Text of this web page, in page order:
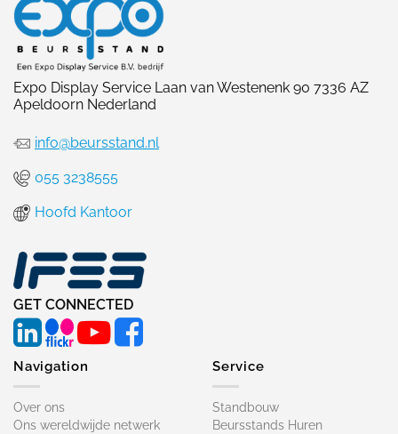
Expo Display Service Laan van Westenenk 90 7336 AZ
Apeldoorn Nederland
info@beursstand.nl
055 3238555
Hoofd Kantoor
GET CONNECTED
Navigation
Over ons
Ons wereldwijde netwerk
Service
Standbouw
Beursstands Huren